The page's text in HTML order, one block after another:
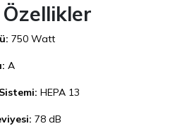
750 Watt
A
HEPA 13
78 dB